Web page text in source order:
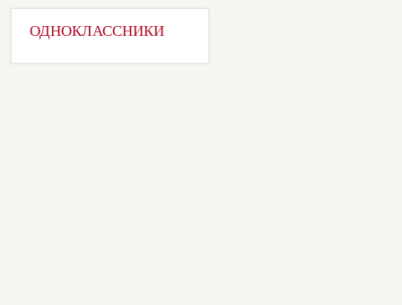
ОДНОКЛАССНИКИ